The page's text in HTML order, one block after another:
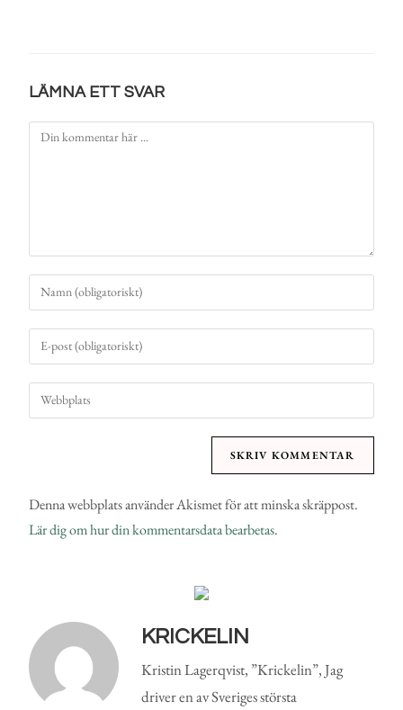
LÄMNA ETT SVAR
Denna webbplats använder Akismet för att minska skräppost.
Lär dig om hur din kommentarsdata bearbetas.
KRICKELIN
Kristin Lagerqvist, ”Krickelin”, Jag
driver en av Sveriges största